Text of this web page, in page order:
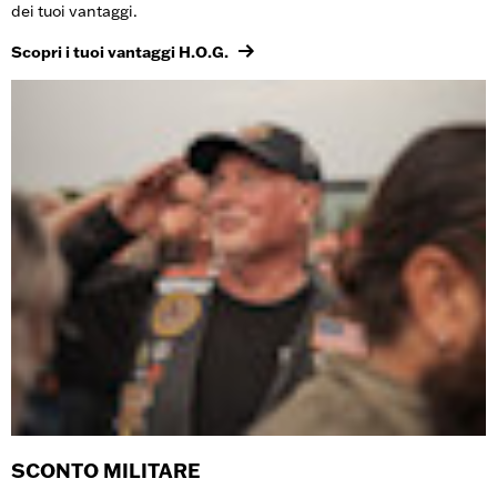
dei tuoi vantaggi.
Scopri i tuoi vantaggi H.O.G.
SCONTO MILITARE